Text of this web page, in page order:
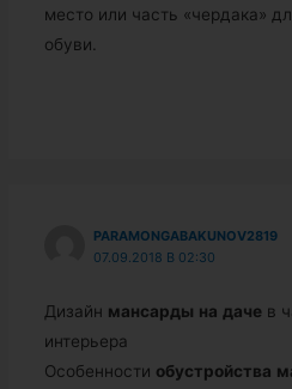
место или часть «чердака»
обуви.
PARAMONGABAKUNOV2819
07.09.2018 В 02:30
Дизайн мансарды на даче в
интерьера
Особенности обустройства